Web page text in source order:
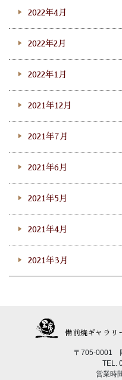
2022年4月
2022年2月
2022年1月
2021年12月
2021年7月
2021年6月
2021年5月
2021年4月
2021年3月
備前焼ギャラリ
〒705-0001
TEL.
営業時